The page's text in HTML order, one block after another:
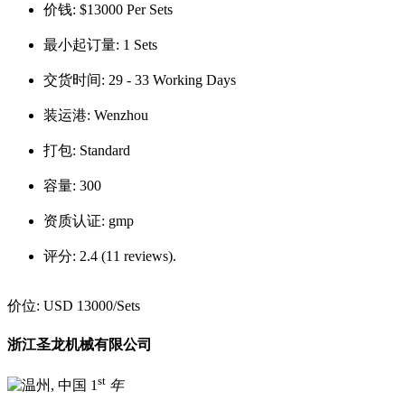
价钱: $13000 Per Sets
最小起订量: 1 Sets
交货时间: 29 - 33 Working Days
装运港: Wenzhou
打包: Standard
容量: 300
资质认证: gmp
评分: 2.4 (11 reviews).
价位: USD 13000/Sets
浙江圣龙机械有限公司
1 st 年